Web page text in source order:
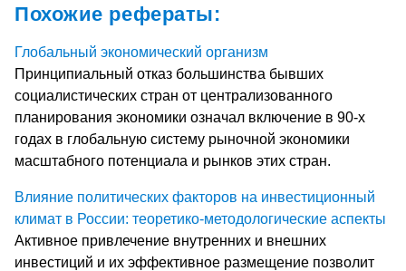
Похожие рефераты:
Глобальный экономический организм
Принципиальный отказ большинства бывших
социалистических стран от централизованного
планирования экономики означал включение в 90-х
годах в глобальную систему рыночной экономики
масштабного потенциала и рынков этих стран.
Влияние политических факторов на инвестиционный
климат в России: теоретико-методологические аспекты
Активное привлечение внутренних и внешних
инвестиций и их эффективное размещение позволит